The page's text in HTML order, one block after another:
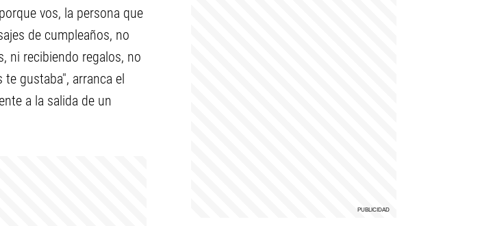
vos, la persona que
de cumpleaños, no
ni recibiendo regalos, no
gustaba", arranca el
a la salida de un